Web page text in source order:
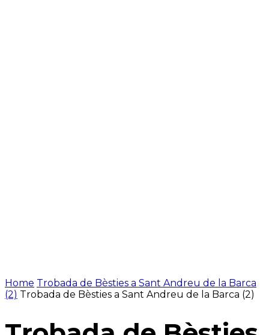
Home Trobada de Bèsties a Sant Andreu de la Barca
(2) Trobada de Bèsties a Sant Andreu de la Barca (2)